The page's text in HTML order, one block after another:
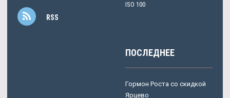
RSS
ISO 100
ПОСЛЕДНЕЕ
Гормон Роста со скидкой
Ярцево